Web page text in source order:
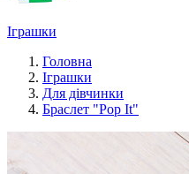
Іграшки
Головна
Іграшки
Для дівчинки
Браслет "Pop It"